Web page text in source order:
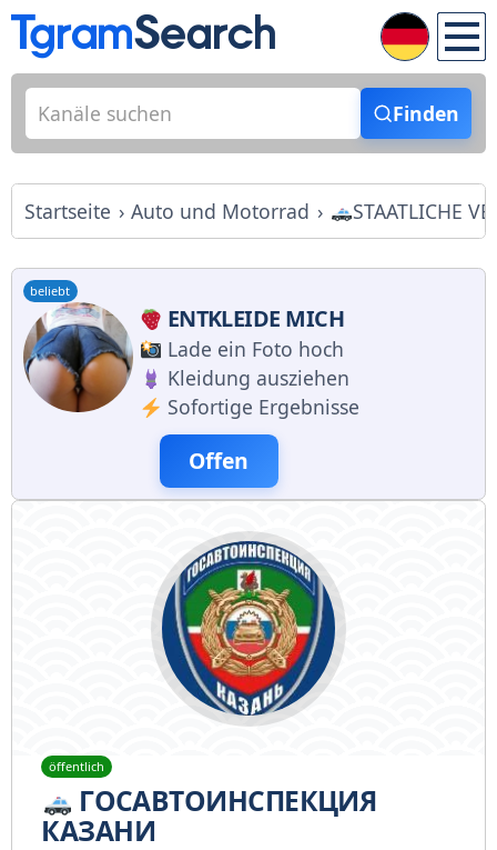
Finden
Startseite Auto und Motorrad STAATLICHE
beliebt
ENTKLEIDE MICH
Lade ein Foto hoch
Kleidung ausziehen
Sofortige Ergebnisse
Offen
öffentlich
ГОСАВТОИНСПЕКЦИЯ
КАЗАНИ